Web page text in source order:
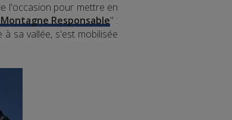
l'occasion pour mettre en
Responsable" :
sa vallée, s'est mobilisée